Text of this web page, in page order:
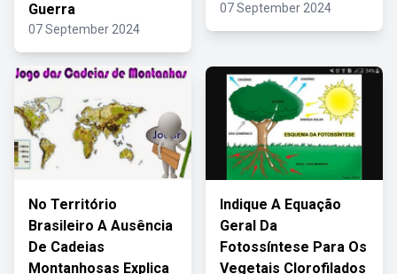
Guerra
07 September 2024
07 September 2024
No Território
Brasileiro A Ausência
De Cadeias
Montanhosas Explica
Indique A Equação
Geral Da
Fotossíntese Para Os
Vegetais Clorofilados